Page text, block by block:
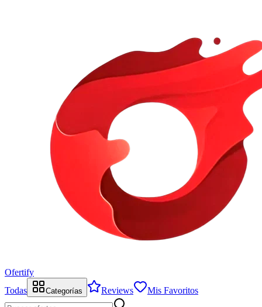
Ofertify
Todas
Categorías Reviews Mis Favoritos